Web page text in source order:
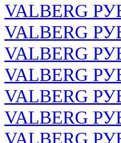
VALBERG
VALBERG
VALBERG
VALBERG
VALBERG
VALBERG
VALBERG